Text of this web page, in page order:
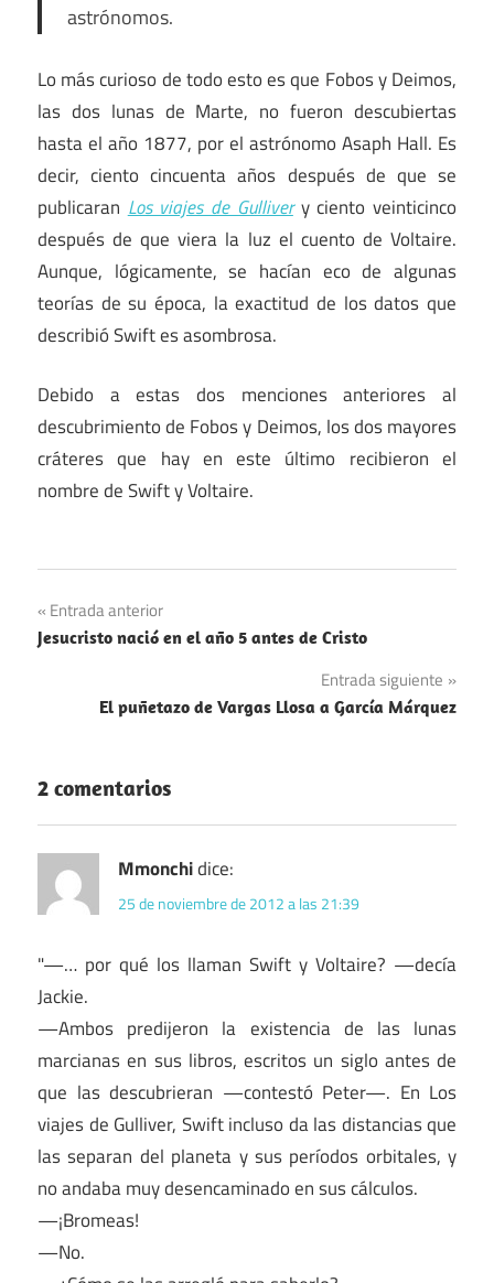
astrónomos.
Lo más curioso de todo esto es que Fobos y Deimos,
las dos lunas de Marte, no fueron descubiertas
hasta el año 1877, por el astrónomo Asaph Hall. Es
decir, ciento cincuenta años después de que se
publicaran Los viajes de Gullivery ciento veinticinco
después de que viera la luz el cuento de Voltaire.
Aunque, lógicamente, se hacían eco de algunas
teorías de su época, la exactitud de los datos que
describió Swift es asombrosa.
Debido a estas dos menciones anteriores al
descubrimiento de Fobos y Deimos, los dos mayores
cráteres que hay en este último recibieron el
nombre de Swift y Voltaire.
Navegación
de
entradas
Entrada anterior
Jesucristo nació en el año 5 antes de Cristo
Entrada siguiente
El puñetazo de Vargas Llosa a García Márquez
2 comentarios
Mmonchidice:
25 de noviembre de 2012 a las 21:39
"—… por qué los llaman Swift y Voltaire? —decía
Jackie.
—Ambos predijeron la existencia de las lunas
marcianas en sus libros, escritos un siglo antes de
que las descubrieran —contestó Peter—. En Los
viajes de Gulliver, Swift incluso da las distancias que
las separan del planeta y sus períodos orbitales, y
no andaba muy desencaminado en sus cálculos.
—¡Bromeas!
—No.